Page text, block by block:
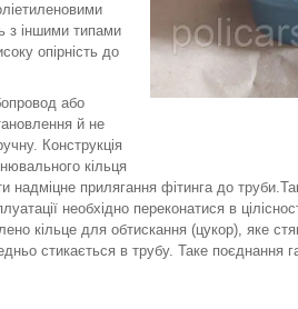
з іншими типами
опірність до
або
й не
Конструкція
кільця
надміцне прилягання фітинга до
необхідно переконатися в
кільце для обтискання (цукор), яке
стикається в трубу. Таке поєднання